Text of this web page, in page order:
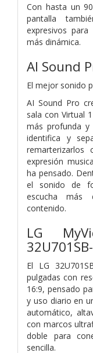
Con hasta un
pantalla
expresivos para
más dinámica.
AI Sound
El mejor sonido
AI Sound Pro
sala con Virtual
más profunda y
identifica y
expresión
ha pensado.
el sonido de
escucha más
contenido.
LG
El LG
pulgadas con
16:9, pensado
y uso diario en
automático,
con marcos
doble para
sencilla.